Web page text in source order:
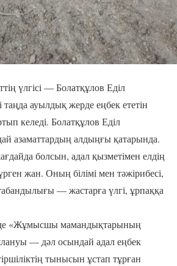
үлгісі — Болатқұлов Еділ
таңда ауылдық жерде еңбек ететін
келеді. Болатқұлов Еділ
азаматтардың алдыңғы қатарында.
болсын, адал қызметімен елдің
жан. Оның білімі мен тәжірибесі,
— жастарға үлгі, ұрпаққа
«Жұмысшы мамандықтарының
— дәл осындай адал еңбек
тынысын ұстап тұрған